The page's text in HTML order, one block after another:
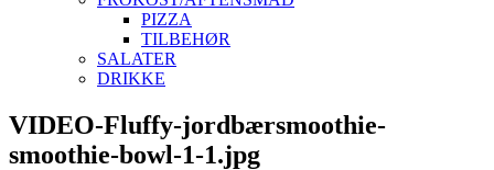
PIZZA
TILBEHØR
SALATER
DRIKKE
Skip
to
content
VIDEO-Fluffy-jordbærsmoothie-
smoothie-bowl-1-1.jpg